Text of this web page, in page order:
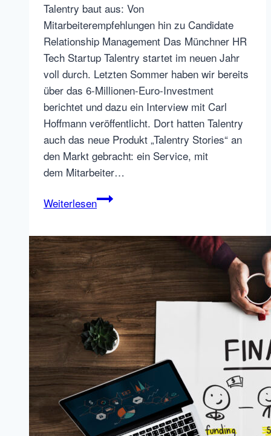
Talentry baut aus: Von
Mitarbeiterempfehlungen hin zu Candidate
Relationship Management Das Münchner HR
Tech Startup Talentry startet im neuen Jahr
voll durch. Letzten Sommer haben wir bereits
über das 6-Millionen-Euro-Investment
berichtet und dazu ein Interview mit Carl
Hoffmann veröffentlicht. Dort hatten Talentry
auch das neue Produkt „Talentry Stories“ an
den Markt gebracht: ein Service, mit
dem Mitarbeiter…
WeiterlesenTalentry
Relationship
Management
(CRM)
System
für
Inbound
Recruiting
und
Talent
Lead
Nurturing